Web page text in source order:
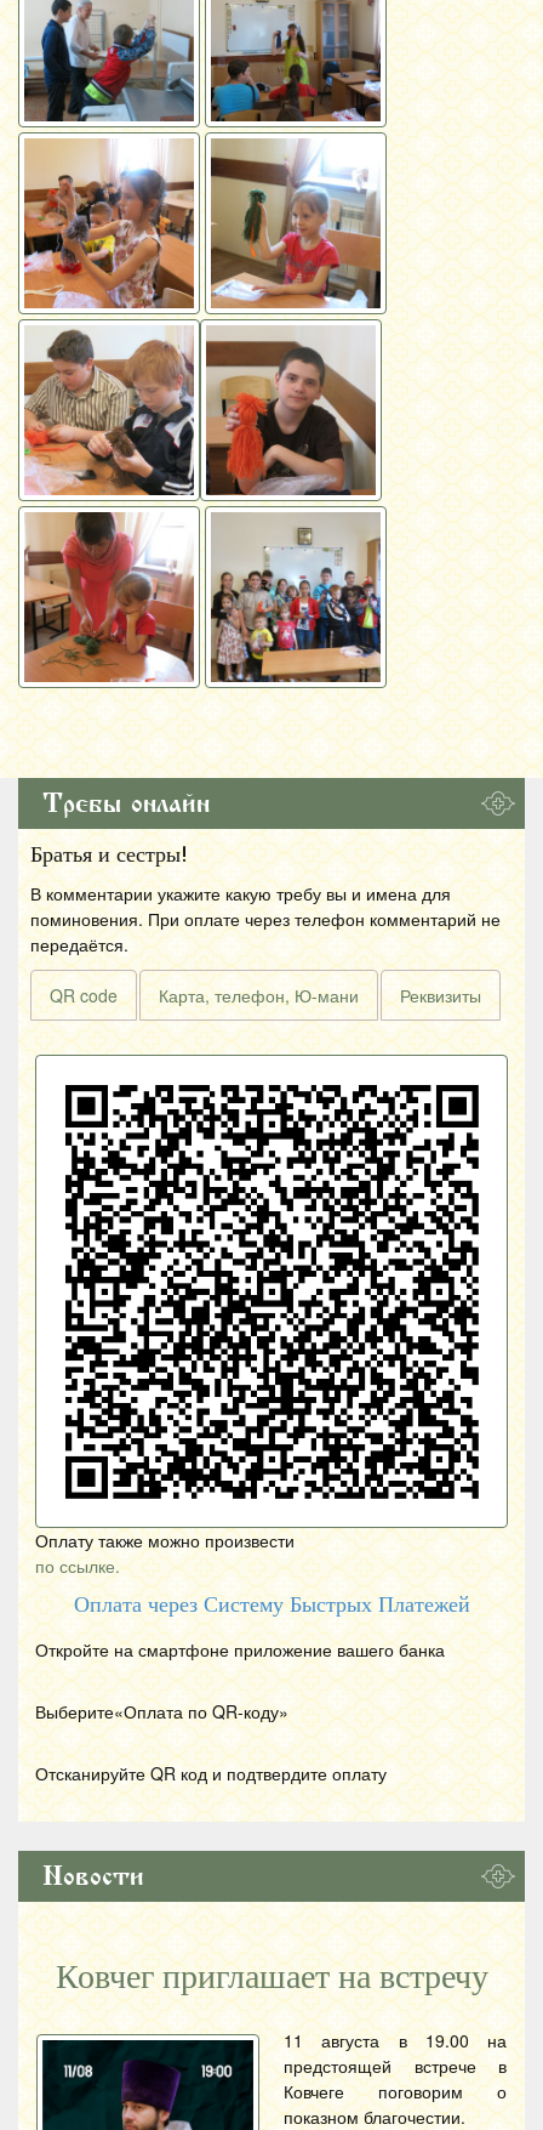
Требы онлайн
Братья и сестры!
В комментарии укажите какую требу вы и имена для
поминовения. При оплате через телефон комментарий не
передаётся.
QR code Карта, телефон, Ю-мани Реквизиты
Оплату также можно произвести
по ссылке.
Оплата через Систему Быстрых Платежей
Откройте на смартфоне приложение вашего банка
Выберите«Оплата по QR-коду»
Отсканируйте QR код и подтвердите оплату
Новости
Ковчег приглашает на встречу
11 августа в 19.00 на
предстоящей встрече в
Ковчеге поговорим о
показном благочестии.